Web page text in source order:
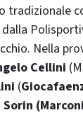
tradizionale
Nella
Cellini
(